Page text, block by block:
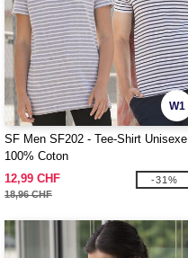
W1
SF Men SF202 - Tee-Shirt Unisexe
100% Coton
12,99 CHF
18,96 CHF
-31%